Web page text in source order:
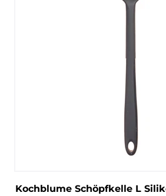
Kochblume Schöpfkelle L